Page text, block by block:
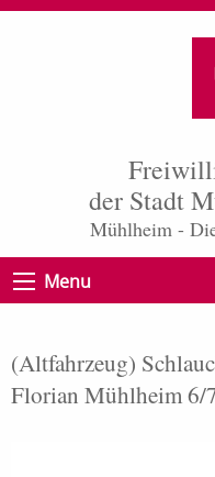
der Stadt
Mühlheim -
Menu
(Altfahrzeug)
Florian Mühlheim 6/